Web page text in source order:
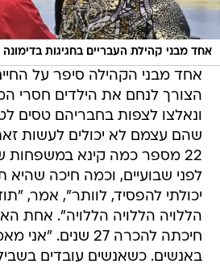
אחד מבני קהילת העבריים בחגיגות בדימונה
אחד מבני הקהילה סיפר על
הצורך לנחם את הילדים חסרי
ונאלצו לצפות בחבריהם טסים
שהם עצמם לא יכולים לעשות
22 מספר כמה קינא
לפני שבועיים, וכמה חיכה שהיא
יכולתי להפסיד, לוותר", אמר,
הללויה הללויה הללויה". אחת
חיכתה להכרה 27 שנים.
באנשים. כשאנשים עובדים